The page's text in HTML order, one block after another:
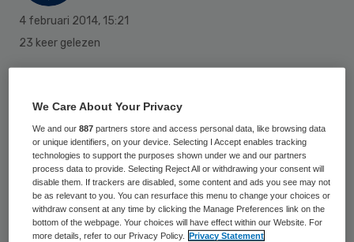
4 februari 2014, 15:21
23 keer gelezen
boekjaar 2012 met 4,4 gedaald. Doordat
ggz-instellingen hun omzet fors zien
teruglopen, zijn de facilitaire kosten
afgezet tegen de totale omzet met 5,1
procent gestegen. Dat blijkt uit de jaarlijkse
GGZ benchmark van Hospitality
We Care About Your Privacy
We and our887 partners store and access personal data, like browsing data
or unique identifiers, on your device. Selecting I Accept enables tracking
technologies to support the purposes shown under we and our partners
process data to provide. Selecting Reject All or withdrawing your consent will
disable them. If trackers are disabled, some content and ads you see may not
be as relevant to you. You can resurface this menu to change your choices or
withdraw consent at any time by clicking the Manage Preferences link on the
bottom of the webpage. Your choices will have effect within our Website. For
more details, refer to our Privacy Policy.
Privacy Statement